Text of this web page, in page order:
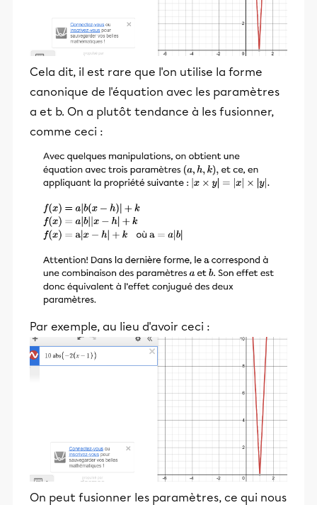
Cela dit, il est rare que l'on utilise la forme
canonique de l'équation avec les paramètres
a et b. On a plutôt tendance à les fusionner,
comme ceci :
Par exemple, au lieu d'avoir ceci :
On peut fusionner les paramètres, ce qui nous